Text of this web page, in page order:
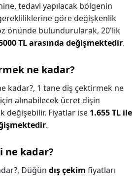
tedavi yapılacak bölgenin
göre değişkenlik
önünde bulundurularak, 20'lik
TL arasında değişmektedir.
ne kadar?
kadar?, 1 tane diş çektirmek ne
alınabilecek ücret dişin
değişebilir. Fiyatlar ise 1.655 TL ile
.
ne kadar?
Düğün dış çekim fiyatları